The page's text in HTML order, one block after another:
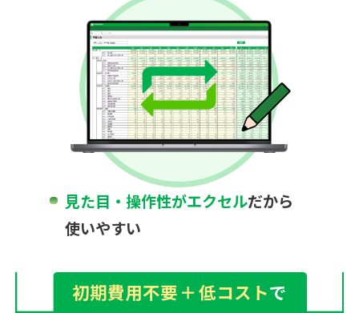
見た目・操作性がエクセルだから
使いやすい
初期費用不要＋低コストで